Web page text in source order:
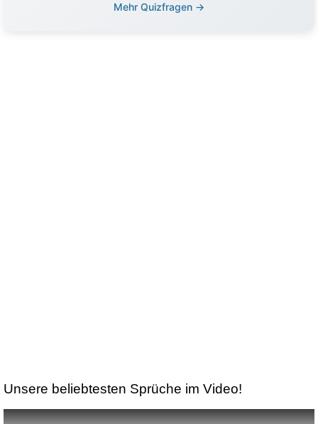
Mehr Quizfragen →
Unsere beliebtesten Sprüche im Video!